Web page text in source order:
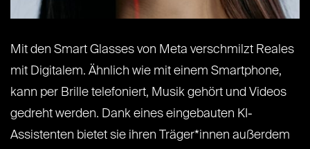
Mit den Smart Glasses von Meta verschmilzt Reales
mit Digitalem. Ähnlich wie mit einem Smartphone,
kann per Brille telefoniert, Musik gehört und Videos
gedreht werden. Dank eines eingebauten KI-
Assistenten bietet sie ihren Träger*innen außerdem